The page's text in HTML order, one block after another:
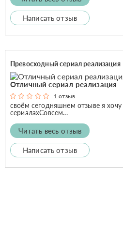
Написать отзыв
Превосходный сериал реализация
Отличный сериал реализация
1 отзыв
своём сегодняшнем отзыве я хочу
сериалахСовсем...
Читать весь отзыв
Написать отзыв